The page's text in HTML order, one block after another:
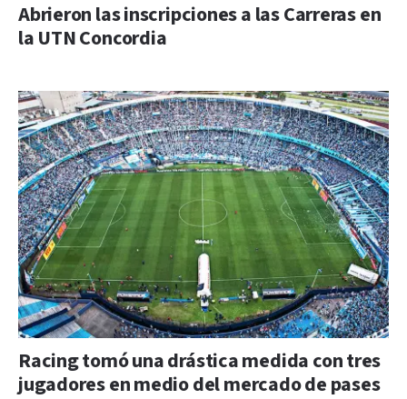
Abrieron las inscripciones a las Carreras en
la UTN Concordia
Racing tomó una drástica medida con tres
jugadores en medio del mercado de pases